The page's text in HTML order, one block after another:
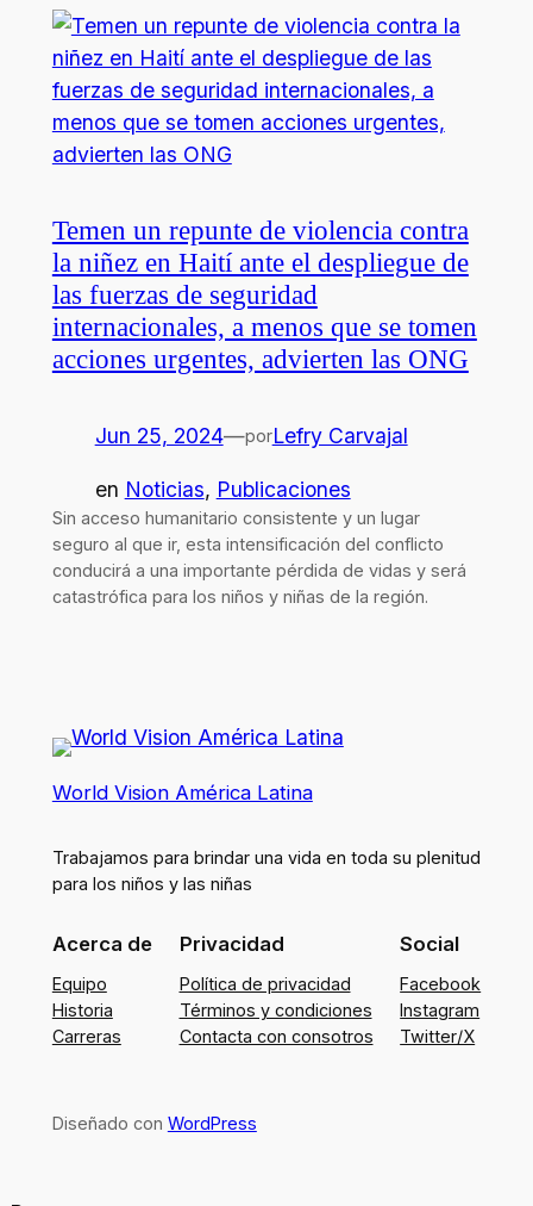
Temen un repunte de violencia contra
la niñez en Haití ante el despliegue de
las fuerzas de seguridad
internacionales, a menos que se tomen
acciones urgentes, advierten las ONG
Jun 25, 2024—porLefry Carvajal
en Noticias, Publicaciones
Sin acceso humanitario consistente y un lugar
seguro al que ir, esta intensificación del conflicto
conducirá a una importante pérdida de vidas y será
catastrófica para los niños y niñas de la región.
World Vision América Latina
Trabajamos para brindar una vida en toda su plenitud
para los niños y las niñas
Acerca de
Equipo
Historia
Carreras
Privacidad
Política de privacidad
Términos y condiciones
Contacta con consotros
Social
Facebook
Instagram
Twitter/X
Diseñado con WordPress